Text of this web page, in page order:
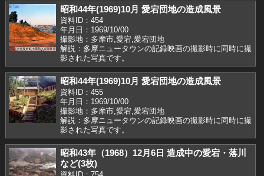
昭和44年(1969)10月 愛宕団地の造成風景
資料ID：454
年月日：1969/10/00
撮影地：多摩市,愛宕,愛宕団地
解説：多摩ニュータウンの記録映画の撮影時に同時に撮
影された写真です。
昭和44年(1969)10月 愛宕団地の造成風景
資料ID：455
年月日：1969/10/00
撮影地：多摩市,愛宕,愛宕団地
解説：多摩ニュータウンの記録映画の撮影時に同時に撮
影された写真です。
昭和43年（1968）12月6日 造成中の愛宕・落川
など(3枚)